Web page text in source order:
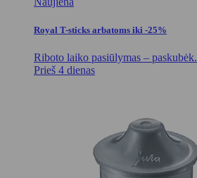
Royal T-sticks arbatoms iki -25%
Riboto laiko pasiūlymas – paskubėk.
Prieš 4 dienas